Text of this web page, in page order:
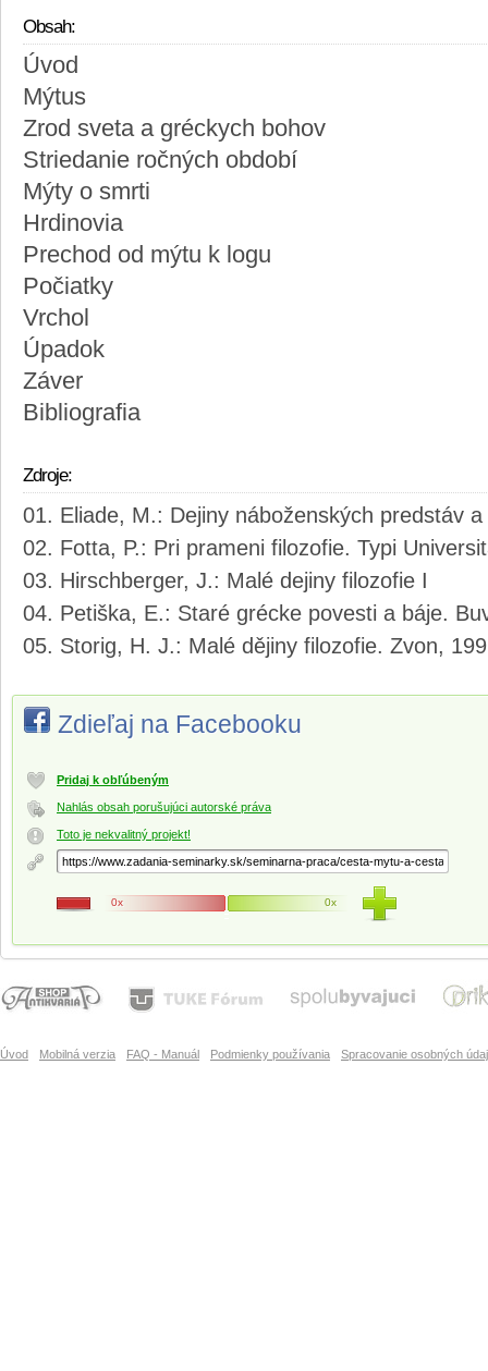
Obsah:
Úvod
Mýtus
Zrod sveta a gréckych bohov
Striedanie ročných období
Mýty o smrti
Hrdinovia
Prechod od mýtu k logu
Počiatky
Vrchol
Úpadok
Záver
Bibliografia
Zdroje:
Eliade, M.: Dejiny náboženských predstáv
Fotta, P.: Pri prameni filozofie. Typi
Hirschberger, J.: Malé dejiny filozofie I
Petiška, E.: Staré grécke povesti a báje.
Storig, H. J.: Malé dějiny filozofie. Zvon,
Zdieľaj na Facebooku
Pridaj k obľúbeným
Nahlás obsah porušujúci autorské práva
Toto je nekvalitný projekt!
0x 0x
Úvod Mobilná verzia FAQ - Manuál Podmienky používania Spracovanie osobných